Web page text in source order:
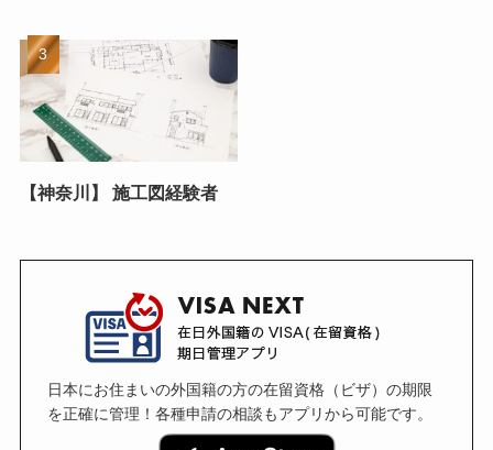
【神奈川】 施工図経験者
日本にお住まいの外国籍の方の在留資格（ビザ）の期限
を正確に管理！各種申請の相談もアプリから可能です。